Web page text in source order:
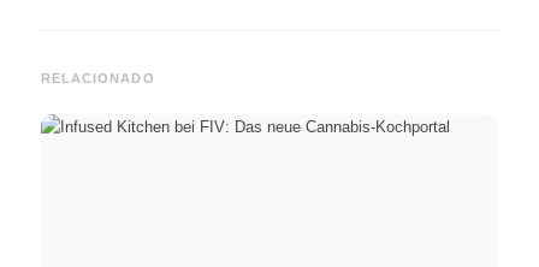
RELACIONADO